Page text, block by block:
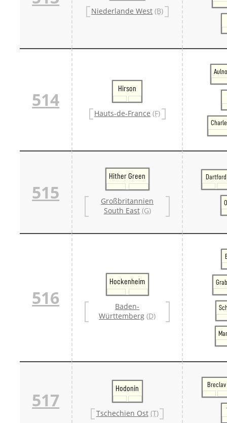
Niederlande West (B)
514
Hirson
Hauts-de-France (F)
515
Hither Green
Großbritannien
South East (G)
Dartford
516
Hockenheim
Baden-
Württemberg (D)
517
Hodonin
Tschechien Ost (T)
Breclav